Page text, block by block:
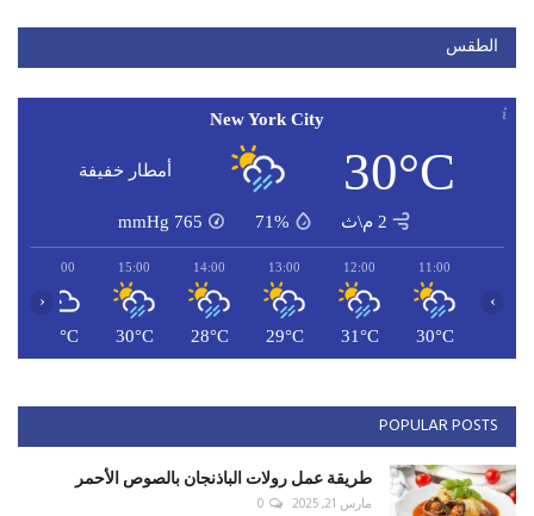
الطقس
New York City
30°C أمطار خفيفة
2 م\ث 71%
765
mmHg
11:00
30°C
12:00
31°C
13:00
29°C
14:00
28°C
15:00
30°C
16:00
29°C
‹ ›
POPULAR POSTS
طريقة عمل رولات الباذنجان بالصوص الأحمر
مارس 21, 2025 0